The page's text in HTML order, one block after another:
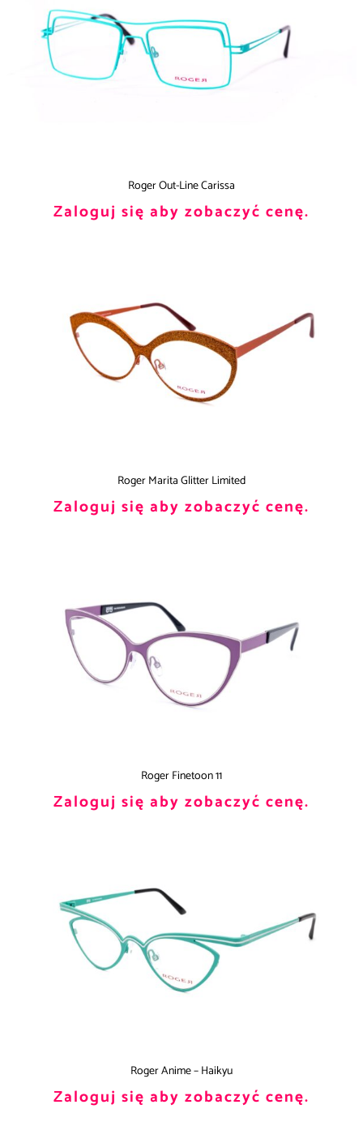
Roger Out-Line Carissa
Zaloguj się aby zobaczyć cenę.
Roger Marita Glitter Limited
Zaloguj się aby zobaczyć cenę.
Roger Finetoon 11
Zaloguj się aby zobaczyć cenę.
Roger Anime – Haikyu
Zaloguj się aby zobaczyć cenę.